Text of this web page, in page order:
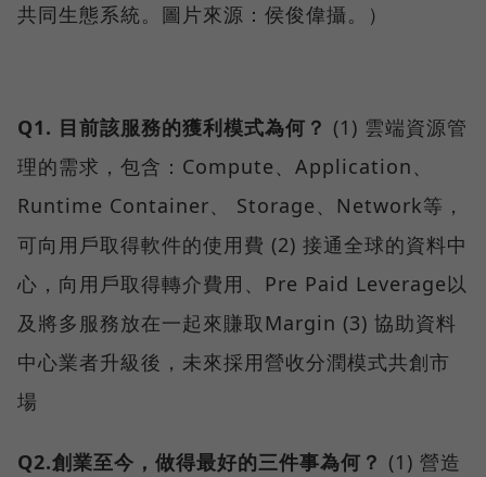
共同生態系統。圖片來源：侯俊偉攝。）
Q1. 目前該服務的獲利模式為何？ (1) 雲端資源管
理的需求，包含：Compute、Application、
Runtime Container、 Storage、Network等，
可向用戶取得軟件的使用費 (2) 接通全球的資料中
心，向用戶取得轉介費用、Pre Paid Leverage以
及將多服務放在一起來賺取Margin (3) 協助資料
中心業者升級後，未來採用營收分潤模式共創市
場
Q2.創業至今，做得最好的三件事為何？ (1) 營造